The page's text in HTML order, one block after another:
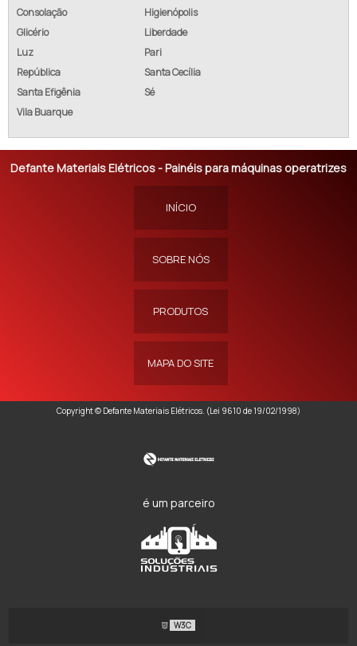
Consolação
Higienópolis
Glicério
Liberdade
Luz
Pari
República
Santa Cecília
Santa Efigênia
Sé
Vila Buarque
Defante Materiais Elétricos - Painéis para máquinas operatrizes
INÍCIO
SOBRE NÓS
PRODUTOS
MAPA DO SITE
Copyright © Defante Materiais Elétricos. (Lei 9610 de 19/02/1998)
é um parceiro
W3C